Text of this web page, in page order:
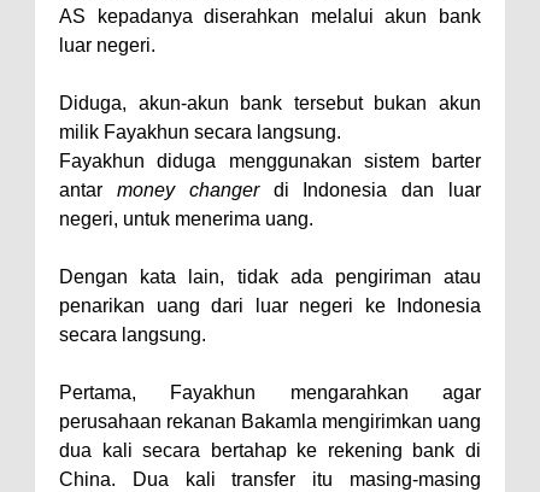
AS kepadanya diserahkan melalui akun bank
luar negeri.
Diduga, akun-akun bank tersebut bukan akun
milik Fayakhun secara langsung.
Fayakhun diduga menggunakan sistem barter
antar money changerdi Indonesia dan luar
negeri, untuk menerima uang.
Dengan kata lain, tidak ada pengiriman atau
penarikan uang dari luar negeri ke Indonesia
secara langsung.
Pertama, Fayakhun mengarahkan agar
perusahaan rekanan Bakamla mengirimkan uang
dua kali secara bertahap ke rekening bank di
China. Dua kali transfer itu masing-masing